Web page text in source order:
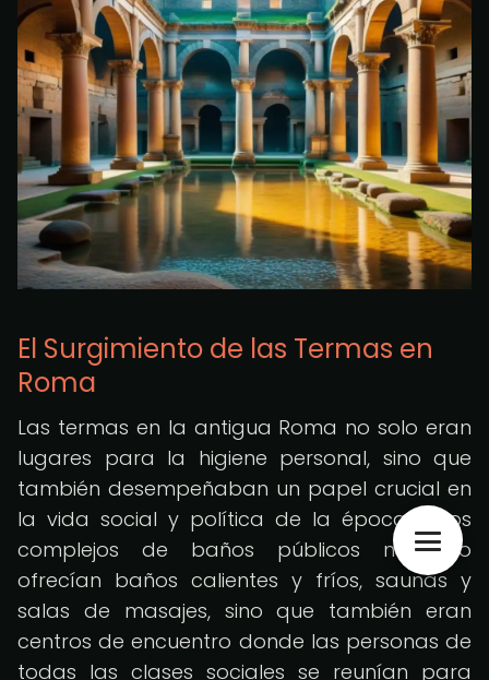
El Surgimiento de las Termas en
Roma
Las termas en la antigua Roma no solo eran
lugares para la higiene personal, sino que
también desempeñaban un papel crucial en
la vida social y política de la época. Estos
complejos de baños públicos no solo
ofrecían baños calientes y fríos, saunas y
salas de masajes, sino que también eran
centros de encuentro donde las personas de
todas las clases sociales se reunían para